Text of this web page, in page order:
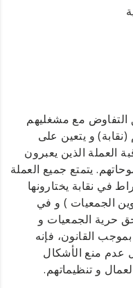
التفاوض مع مشغليهم
و يتعين على
العملة الذين يعبرون
يتمتع جميع العملة
في نقابة يختارونها
الجمعيات ) و في
حرية الجمعيات و
القانون، فإنه
عدم منع الأشكال
و تنظيماتهم.